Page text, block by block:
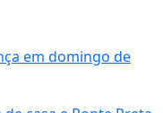
em domingo de